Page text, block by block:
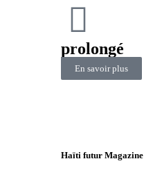
prolongé
En savoir plus
Haïti futur Magazine